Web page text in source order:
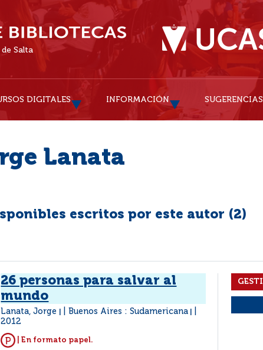
Salta
DIGITALES INFORMACIÓN SUGERENCIAS
Lanata
escritos por este autor (2)
26 personas para salvar al
mundo
Lanata, Jorge Buenos Aires : Sudamericana
2012
| En formato papel.